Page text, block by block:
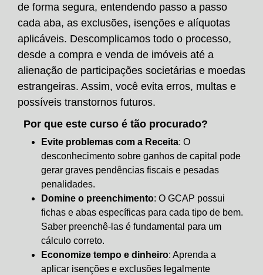
de forma segura, entendendo passo a passo
cada aba, as exclusões, isenções e alíquotas
aplicáveis. Descomplicamos todo o processo,
desde a compra e venda de imóveis até a
alienação de participações societárias e moedas
estrangeiras. Assim, você evita erros, multas e
possíveis transtornos futuros.
Por que este curso é tão procurado?
Evite problemas com a Receita: O
desconhecimento sobre ganhos de capital pode
gerar graves pendências fiscais e pesadas
penalidades.
Domine o preenchimento: O GCAP possui
fichas e abas específicas para cada tipo de bem.
Saber preenchê-las é fundamental para um
cálculo correto.
Economize tempo e dinheiro: Aprenda a
aplicar isenções e exclusões legalmente